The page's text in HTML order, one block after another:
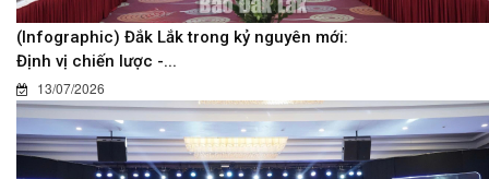
(Infographic) Đắk Lắk trong kỷ nguyên mới:
Định vị chiến lược -...
13/07/2026